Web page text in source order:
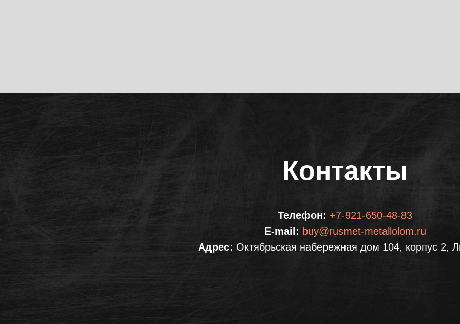
Контакты
Телефон: +7-921-650-48-83
E-mail: buy@rusmet-metallolom.ru
Адрес: Октябрьская набережная дом 104, корпус 2,